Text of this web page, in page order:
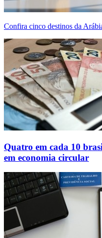
Confira cinco destinos da
Quatro em cada 10
em economia circular